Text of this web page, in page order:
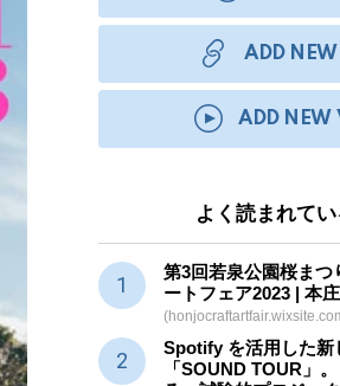
ADD NEW
ADD NEW
よく読まれて
第3回若泉公園桜まつ
ートフェア2023 | 本
Spotify を活用した新
「SOUND TOUR」